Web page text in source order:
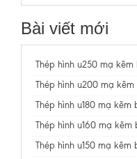
Bài viết mới
Thép hình u250 mạ kẽm
Thép hình u200 mạ kẽm
Thép hình u180 mạ kẽm
Thép hình u160 mạ kẽm
Thép hình u150 mạ kẽm